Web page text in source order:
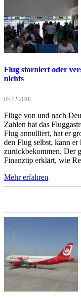
Flug storniert oder
nichts
05.12.2018
Flüge von und nach
Zahlen hat das
Flug annulliert, hat er
den Flug selbst, kann
zurückbekommen. Der
Finanztip erklärt, wie
Mehr erfahren